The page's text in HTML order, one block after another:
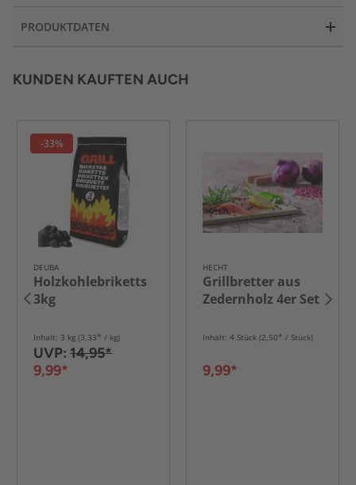
PRODUKTDATEN
KUNDEN KAUFTEN AUCH
-33%
DEUBA
Holzkohlebriketts
3kg
Inhalt: 3 kg (3,33* / kg)
UVP: 14,95*
9,99*
HECHT
Grillbretter aus
Zedernholz 4er Set
Inhalt: 4 Stück (2,50* / Stück)
9,99*